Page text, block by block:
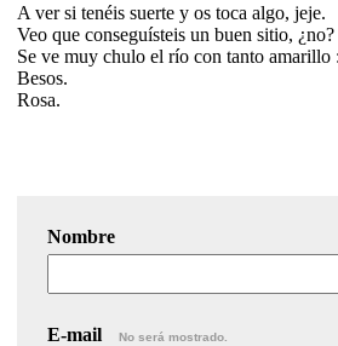
A ver si tenéis suerte y os toca algo, jeje.
Veo que conseguísteis un buen sitio, ¿no?
Se ve muy chulo el río con tanto amarillo
Besos.
Rosa.
Nombre
E-mail No será mostrado.